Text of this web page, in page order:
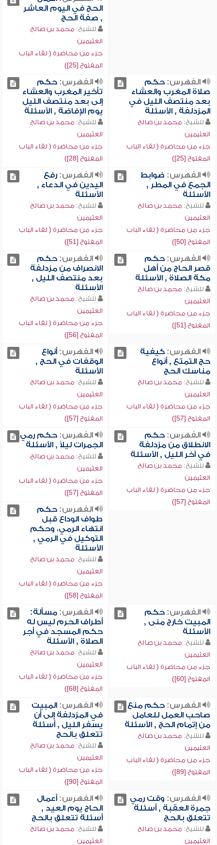
الحج في اليوم العاشر
, صفة الحج
للشيخ: محمد بن صالح
العثيمين
جزء من محاضرة ( لقاء الباب
المفتوح [25])
الفهرس:حكم
صلاة المغرب والعشاء
بعد منتصف الليل في
المزدلفة , الأسئلة
للشيخ: محمد بن صالح
العثيمين
جزء من محاضرة ( لقاء الباب
المفتوح [25])
الفهرس:حكم
تأخير المغرب والعشاء
إلى بعد منتصف الليل
يوم الإفاضة , الأسئلة
للشيخ: محمد بن صالح
العثيمين
جزء من محاضرة ( لقاء الباب
المفتوح [28])
الفهرس: ضوابط
الجمع في المطر ,
الأسئلة
للشيخ: محمد بن صالح
العثيمين
جزء من محاضرة ( لقاء الباب
المفتوح [50])
الفهرس:رفع
اليدين في الدعاء ,
الأسئلة
للشيخ: محمد بن صالح
العثيمين
جزء من محاضرة ( لقاء الباب
المفتوح [51])
الفهرس:حكم
قصر الحاج من أهل
مكة الصلاة , الأسئلة
للشيخ: محمد بن صالح
العثيمين
جزء من محاضرة ( لقاء الباب
المفتوح [51])
الفهرس:حكم
الانصراف من مزدلفة
بعد منتصف الليل ,
الأسئلة
للشيخ: محمد بن صالح
العثيمين
جزء من محاضرة ( لقاء الباب
المفتوح [56])
الفهرس:كيفية
حج التمتع , أنواع
مناسك الحج
للشيخ: محمد بن صالح
العثيمين
جزء من محاضرة ( لقاء الباب
المفتوح [57])
الفهرس:أنواع
الوقفات في الحج ,
الأسئلة
للشيخ: محمد بن صالح
العثيمين
جزء من محاضرة ( لقاء الباب
المفتوح [57])
الفهرس:حكم
الانطلاق من مزدلفة
في آخر الليل , الأسئلة
للشيخ: محمد بن صالح
العثيمين
جزء من محاضرة ( لقاء الباب
المفتوح [57])
الفهرس:حكم رمي
الجمرات ليلاً , الأسئلة
للشيخ: محمد بن صالح
العثيمين
جزء من محاضرة ( لقاء الباب
المفتوح [57])
الفهرس:حكم
طواف الوداع قبل
انتهاء الرمي، وحكم
التوكيل في الرمي ,
الأسئلة
للشيخ: محمد بن صالح
العثيمين
جزء من محاضرة ( لقاء الباب
المفتوح [58])
الفهرس:حكم
المبيت خارج منى ,
الأسئلة
للشيخ: محمد بن صالح
العثيمين
جزء من محاضرة ( لقاء الباب
المفتوح [60])
الفهرس:مسألة:
أطراف الحرم ليس له
حكم المسجد في أجر
الصلاة , الأسئلة
للشيخ: محمد بن صالح
العثيمين
جزء من محاضرة ( لقاء الباب
المفتوح [68])
الفهرس:حكم منع
صاحب العمل للعامل
من إتمام الحج , الأسئلة
للشيخ: محمد بن صالح
العثيمين
جزء من محاضرة ( لقاء الباب
المفتوح [89])
الفهرس:المبيت
في المزدلفة إلى أن
يسفر الليل , أسئلة
تتعلق بالحج
للشيخ: محمد بن صالح
العثيمين
جزء من محاضرة ( لقاء الباب
المفتوح [90])
الفهرس: وقت رمي
جمرة العقبة , أسئلة
تتعلق بالحج
للشيخ: محمد بن صالح
العثيمين
الفهرس:أعمال
الحاج يوم العيد ,
أسئلة تتعلق بالحج
للشيخ: محمد بن صالح
العثيمين